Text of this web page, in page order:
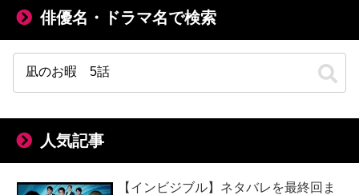
俳優名・ドラマ名で検索
人気記事
【インビジブル】ネタバレを最終回ま